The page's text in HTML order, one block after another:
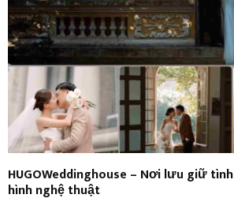
HUGOWeddinghouse – Nơi lưu giữ
hình nghệ thuật